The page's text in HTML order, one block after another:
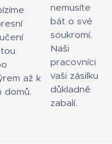
až k
domů.
nemusíte
bát o své
soukromí.
Naši
pracovníci
vaši zásilku
důkladně
zabalí.